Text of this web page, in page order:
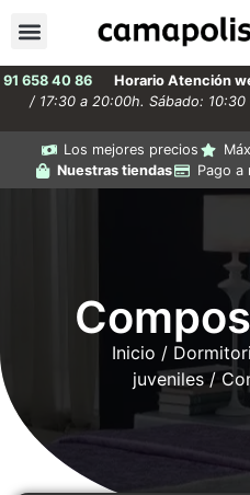
91 658 40 86 Horario Atención
/ 17:30 a 20:00h. Sábado: 10:30
Los mejores precios
Nuestras tiendas
Pago a
Inicio /
juveniles/